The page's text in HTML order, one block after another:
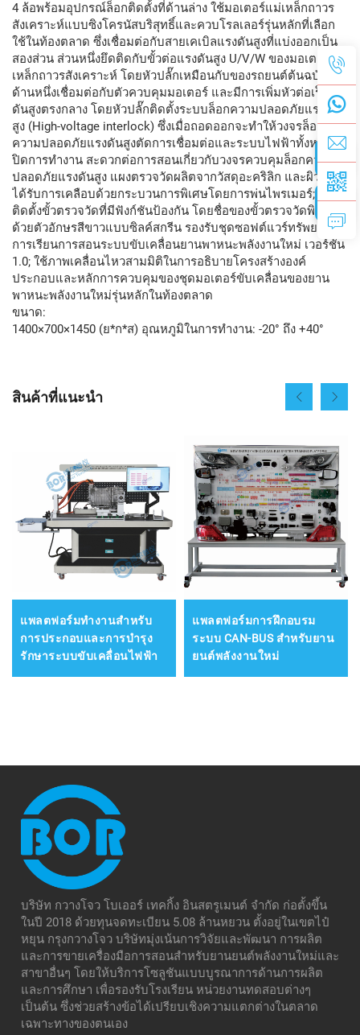
4 ล้อพร้อมอุปกรณ์ล็อกติดตั้งที่ด้านล่าง ใช้มอเตอร์แม่เหล็กถาวร
สังเคราะห์แบบซิงโครนัสบริสุทธิ์และควบโรลเลอร์รุ่นหลักที่เลือก
ใช้ในท้องตลาด ซึ่งเชื่อมต่อกับสายเคเบิลแรงดันสูงที่แบ่งออกเป็น
สองส่วน ส่วนหนึ่งยึดติดกับขั้วต่อแรงดันสูง U/V/W ของมอเตอร์แม่
เหล็กถาวรสังเคราะห์ โดยหัวปลั๊กเหมือนกับของรถยนต์ต้นฉบับ อีก
ด้านหนึ่งเชื่อมต่อกับตัวควบคุมมอเตอร์ และมีการเพิ่มหัวต่อเร็วแรง
ดันสูงตรงกลาง โดยหัวปลั๊กติดตั้งระบบล็อกความปลอดภัยแรงดัน
สูง (High-voltage interlock) ซึ่งเมื่อถอดออกจะทำให้วงจรล็อก
ความปลอดภัยแรงดันสูงตัดการเชื่อมต่อและระบบไฟฟ้าทั้งหมดจะ
ปิดการทำงาน สะดวกต่อการสอนเกี่ยวกับวงจรควบคุมล็อกความ
ปลอดภัยแรงดันสูง แผงตรวจวัดผลิตจากวัสดุอะคริลิก และผิวหน้า
ได้รับการเคลือบด้วยกระบวนการพิเศษโดยการพ่นไพรเมอร์; พร้อม
ติดตั้งขั้วตรวจวัดที่มีฟังก์ชันป้องกัน โดยชื่อของขั้วตรวจวัดพิมพ์
ด้วยตัวอักษรสีขาวแบบซิลค์สกรีน รองรับชุดซอฟต์แวร์ทรัพยากร
การเรียนการสอนระบบขับเคลื่อนยานพาหนะพลังงานใหม่ เวอร์ชัน
1.0; ใช้ภาพเคลื่อนไหวสามมิติในการอธิบายโครงสร้างองค์
ประกอบและหลักการควบคุมของชุดมอเตอร์ขับเคลื่อนของยาน
พาหนะพลังงานใหม่รุ่นหลักในท้องตลาด
ขนาด:
1400×700×1450 (ย*ก*ส) อุณหภูมิในการทำงาน: -20° ถึง +40°
สินค้าที่แนะนำ
แพลตฟอร์มทำงานสำหรับ
การประกอบและการบำรุง
รักษาระบบขับเคลื่อนไฟฟ้า
แพลตฟอร์มการฝึกอบรม
ระบบ CAN-BUS สำหรับยาน
ยนต์พลังงานใหม่
บริษัท กวางโจว โบเออร์ เทคกิ้ง อินสตรูเมนต์ จำกัด ก่อตั้งขึ้น
ในปี 2018 ด้วยทุนจดทะเบียน 5.08 ล้านหยวน ตั้งอยู่ในเขตไป๋
หยุน กรุงกวางโจว บริษัทมุ่งเน้นการวิจัยและพัฒนา การผลิต
และการขายเครื่องมือการสอนสำหรับยานยนต์พลังงานใหม่และ
สาขาอื่นๆ โดยให้บริการโซลูชันแบบบูรณาการด้านการผลิต
และการศึกษา เพื่อรองรับโรงเรียน หน่วยงานทดสอบต่างๆ
เป็นต้น ซึ่งช่วยสร้างข้อได้เปรียบเชิงความแตกต่างในตลาด
เฉพาะทางของตนเอง